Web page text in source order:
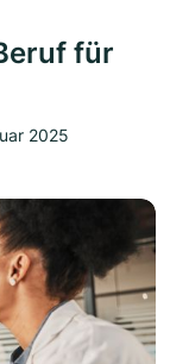
für
2025